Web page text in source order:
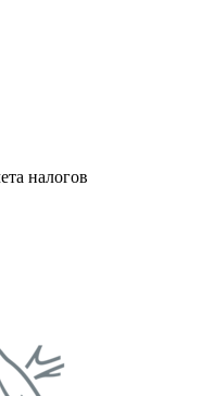
налогов